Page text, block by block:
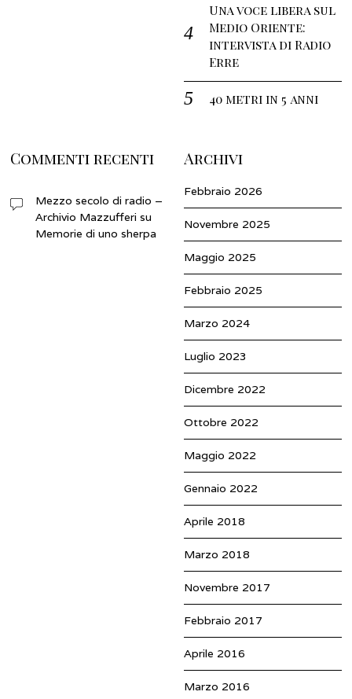
Una voce libera sul
Medio Oriente:
intervista di Radio
Erre
40 metri in 5 anni
Commenti recenti
Mezzo secolo di radio –
Archivio Mazzufferi su
Memorie di uno sherpa
Archivi
Febbraio 2026
Novembre 2025
Maggio 2025
Febbraio 2025
Marzo 2024
Luglio 2023
Dicembre 2022
Ottobre 2022
Maggio 2022
Gennaio 2022
Aprile 2018
Marzo 2018
Novembre 2017
Febbraio 2017
Aprile 2016
Marzo 2016